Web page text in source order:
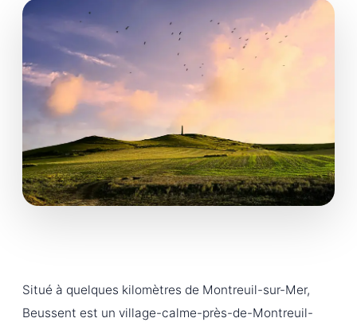
Situé à quelques kilomètres de Montreuil-sur-Mer,
Beussent est un village-calme-près-de-Montreuil-